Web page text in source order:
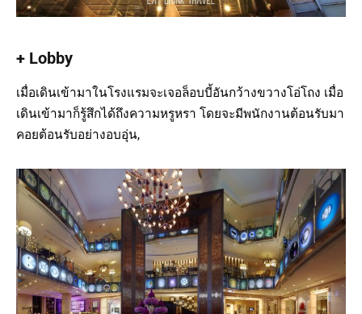
+ Lobby
เมื่อเดินเข้ามาในโรงแรมจะเจอล็อบบี้อันกว้างขวางโอ่โถง เมื่อ
เดินเข้ามาก็รู้สึกได้ถึงความหรูหรา โดยจะมีพนักงานต้อนรับมา
คอยต้อนรับอย่างอบอุ่น,